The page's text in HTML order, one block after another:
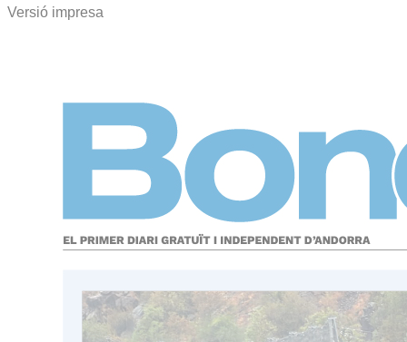
Versió impresa